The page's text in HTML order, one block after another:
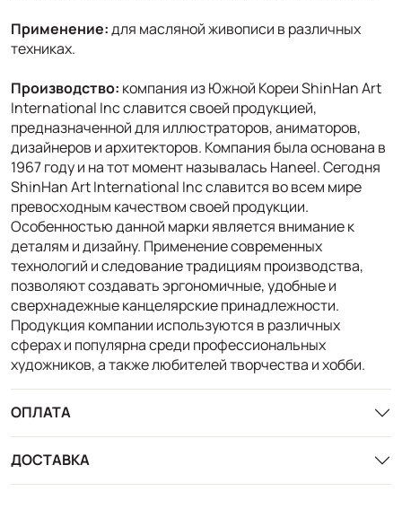
Применение:для масляной живописи в различных
техниках.
Производство: компания из Южной Кореи ShinHan Art
International Inc славится своей продукцией,
предназначенной для иллюстраторов, аниматоров,
дизайнеров и архитекторов. Компания была основана в
1967 году и на тот момент называлась Haneel. Сегодня
ShinHan Art International Inc славится во всем мире
превосходным качеством своей продукции.
Особенностью данной марки является внимание к
деталям и дизайну. Применение современных
технологий и следование традициям производства,
позволяют создавать эргономичные, удобные и
сверхнадежные канцелярские принадлежности.
Продукция компании используются в различных
сферах и популярна среди профессиональных
художников, а также любителей творчества и хобби.
ОПЛАТА
ДОСТАВКА